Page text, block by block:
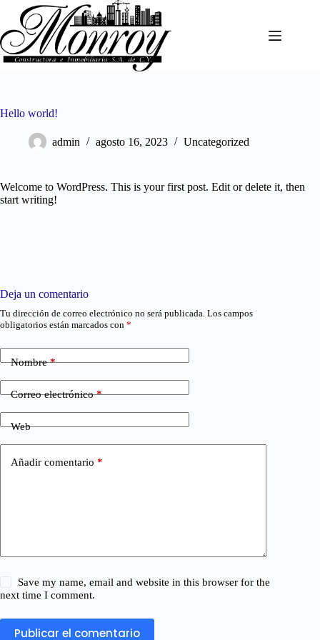
contenido
Hello world!
admin agosto 16, 2023 Uncategorized
Welcome to WordPress. This is your first post. Edit or delete it, then
start writing!
Deja un comentario
Tu dirección de correo electrónico no será publicada. Los campos
obligatorios están marcados con *
Nombre*
Correo electrónico*
Web
Añadir comentario *
Save my name, email and website in this browser for the
next time I comment.
Publicar el comentario